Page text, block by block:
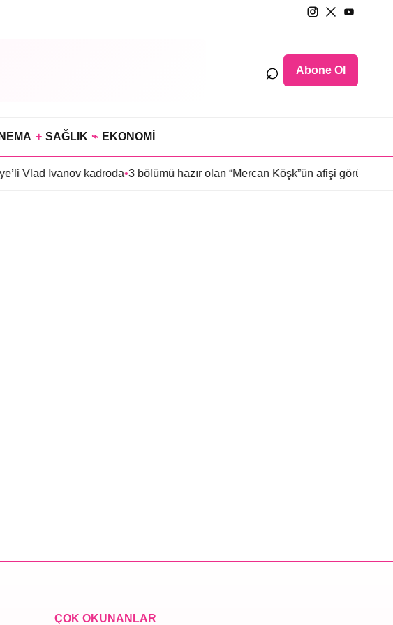
⌕ Abone Ol
+ SAĞLIK ⌁ EKONOMİ
Vlad Ivanov kadroda•3 bölümü hazır olan “Mercan Köşk”ün afişi görücüye
ÇOK OKUNANLAR